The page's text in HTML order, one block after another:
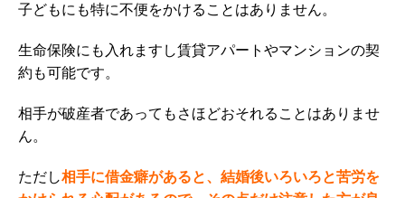
子どもにも特に不便をかけることはありません。
生命保険にも入れますし賃貸アパートやマンションの契
約も可能です。
相手が破産者であってもさほどおそれることはありませ
ん。
ただし相手に借金癖があると、結婚後いろいろと苦労を